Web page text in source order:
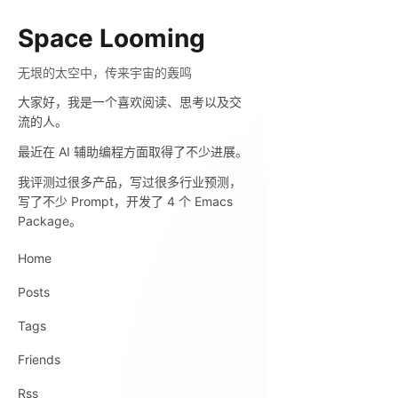
Space Looming
无垠的太空中，传来宇宙的轰鸣
大家好，我是一个喜欢阅读、思考以及交
流的人。
最近在 AI 辅助编程方面取得了不少进展。
我评测过很多产品，写过很多行业预测，
写了不少 Prompt，开发了 4 个 Emacs
Package。
Home
Posts
Tags
Friends
Rss